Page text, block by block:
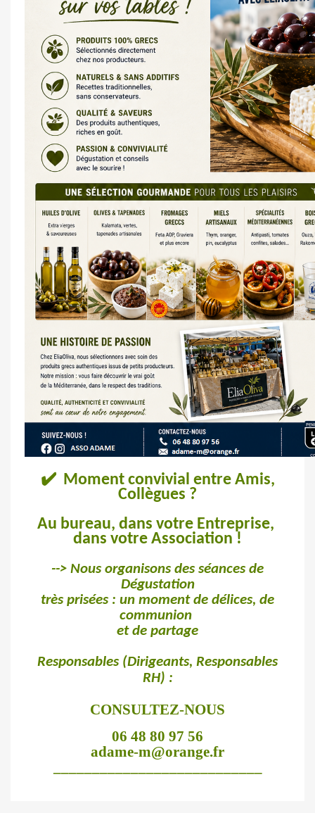
✔️ Moment convivial entre Amis,
Collègues ?
Au bureau, dans votre Entreprise,
dans votre Association !
--> Nous organisons des séances de
Dégustation
très prisées : un moment de délices, de
communion
et de partage
Responsables (Dirigeants, Responsables
RH) :
CONSULTEZ-NOUS
06 48 80 97 56
adame-m@orange.fr